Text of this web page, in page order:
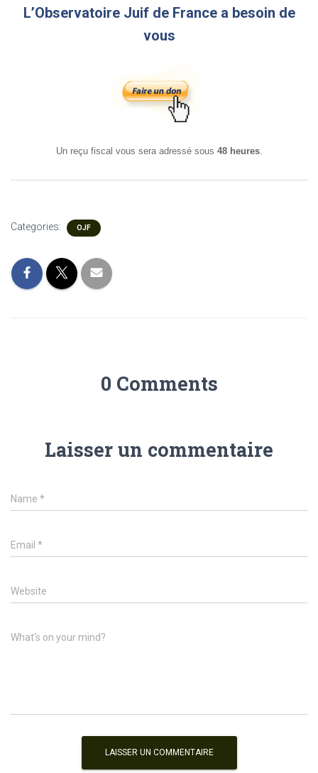
L’Observatoire Juif de France a besoin de
vous
Un reçu fiscal vous sera adressé sous 48 heures.
Categories: OJF
0 Comments
Laisser un commentaire
Name *
Email *
Website
What's on your mind?